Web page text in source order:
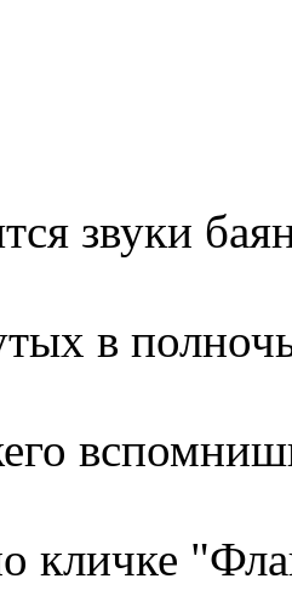
звуки
в
кличке